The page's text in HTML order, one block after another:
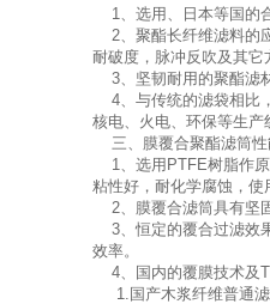
1、选用、日本等国的
2、聚酯长纤维滤料的
耐破度，脉冲反吹及其
3、坚韧耐用的聚酯滤
4、与传统的滤袋相比
核电、火电、环保等生
三、膜覆合聚酯滤筒
1、选用 PTFE树脂作
粘性好，耐化学腐蚀，使
2、膜覆合滤筒具有坚
3、恒定的覆合过滤效
效率。
4、国内的覆膜技术及
1. 国产木浆纤维普通